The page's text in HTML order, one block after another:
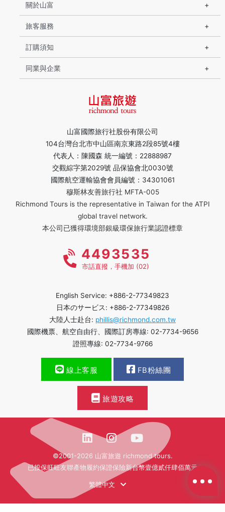
山富國際旅行社股份有限公司
104台灣台北市中山區南京東路2段85號4樓
代表人：陳國森 統一編號：22888987
交觀綜字第2029號 品保協會北0030號
國際航空運輸協會會員編號：34301061
穆斯林友善旅行社 MFTA-005
Richmond Tours is the representative in Taiwan for the ATPI
global travel network.
本公司已獲得環境部銀級環保旅行業認證標章
關於山富
旅客服務
訂購須知
同業與企業
4493535
市話直撥，手機加 (02)
English Service: +886-2-77349823
日本のサービス: +886-2-77349826
大陸人士赴台: phillis@richmond.com.tw
國際機票、航空自由行、國際訂房專線: 02-7734-9656
證照專線: 02-7734-9766
線上客服 FB粉絲團
旅遊攻略
©2001-2026 山富旅遊 richmond tours.
已投保旺旺友聯產物履約保證保險新台幣壹億貳仟肆佰萬元
繁體中文